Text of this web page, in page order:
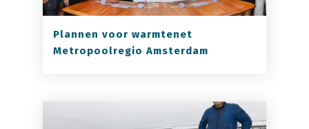
Plannen voor warmtenet
Metropoolregio Amsterdam